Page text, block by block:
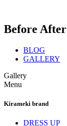
Before After
BLOG
GALLERY
Gallery
Menu
Kirameki brand
DRESS UP